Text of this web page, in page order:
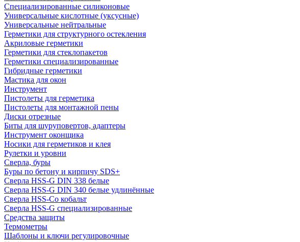
Специализированные силиконовые
Универсальные кислотные (уксусные)
Универсальные нейтральные
Герметики для структурного остекления
Акриловые герметики
Герметики для стеклопакетов
Герметики специализированные
Гибридные герметики
Мастика для окон
Инструмент
Пистолеты для герметика
Пистолеты для монтажной пены
Диски отрезные
Биты для шуруповертов, адаптеры
Инструмент оконщика
Носики для герметиков и клея
Рулетки и уровни
Сверла, буры
Буры по бетону и кирпичу SDS+
Сверла HSS-G DIN 338 белые
Сверла HSS-G DIN 340 белые удлинённые
Сверла HSS-Co кобальт
Сверла HSS-G специализированные
Средства защиты
Термометры
Шаблоны и ключи регулировочные